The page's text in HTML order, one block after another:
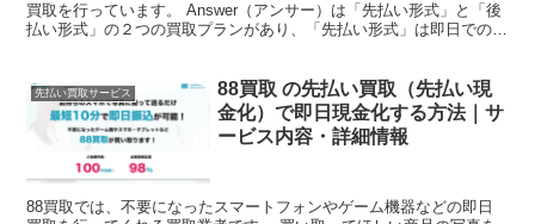
買取を行っています。 Answer（アンサー）は「先払い形式」と「後
払い形式」の２つの買取プランがあり、「先払い形式」は即日での現
先払い買取サービス
88買取 の先払い買取（先払い現
金化）で即日現金化する方法｜サ
ービス内容・詳細情報
88買取では、不要になったスマートフォンやゲーム機器などの即日